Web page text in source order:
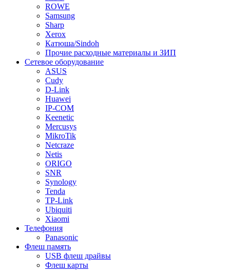
ROWE
Samsung
Sharp
Xerox
Катюша/Sindoh
Прочие расходные материалы и ЗИП
Сетевое оборудование
ASUS
Cudy
D-Link
Huawei
IP-COM
Keenetic
Mercusys
MikroTik
Netcraze
Netis
ORIGO
SNR
Synology
Tenda
TP-Link
Ubiquiti
Xiaomi
Телефония
Panasonic
Флеш память
USB флеш драйвы
Флеш карты